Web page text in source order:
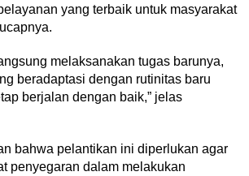
yang terbaik untuk masyarakat
melaksanakan tugas barunya,
beradaptasi dengan rutinitas baru
berjalan dengan baik,” jelas
bahwa pelantikan ini diperlukan agar
penyegaran dalam melakukan